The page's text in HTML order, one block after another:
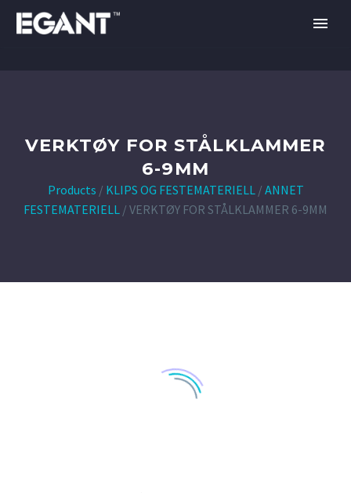
VERKTØY FOR STÅLKLAMMER
6-9MM
Products / KLIPS OG FESTEMATERIELL/ ANNET
FESTEMATERIELL / VERKTØY FOR STÅLKLAMMER 6-9MM